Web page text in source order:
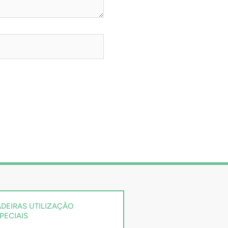
UTILIZAÇÃO